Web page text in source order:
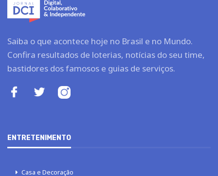
Saiba o que acontece hoje no Brasil e no Mundo.
Confira resultados de loterias, notícias do seu time,
bastidores dos famosos e guias de serviços.
ENTRETENIMENTO
Casa e Decoração